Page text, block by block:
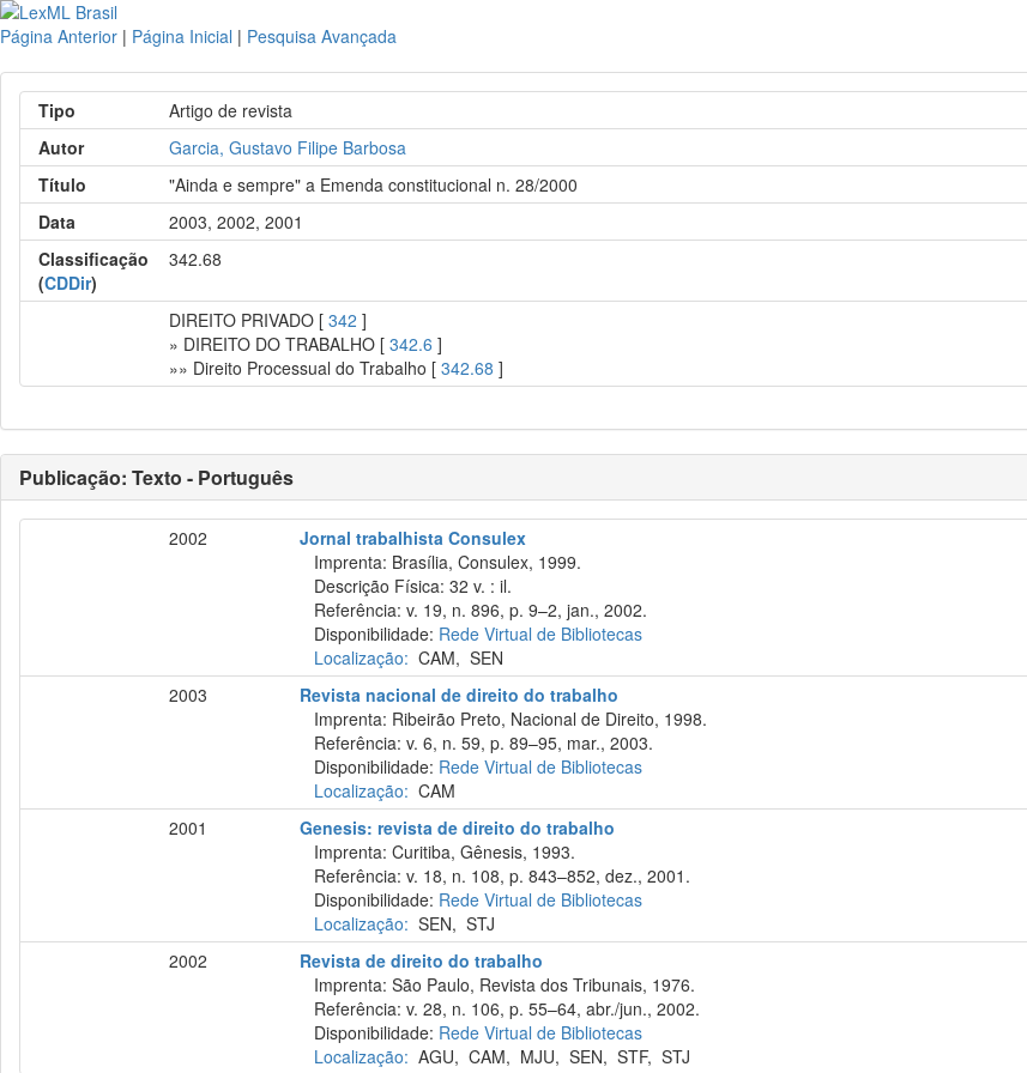
Página Anterior | Página Inicial | Pesquisa Avançada
Tipo
Artigo de revista
Autor
Garcia, Gustavo Filipe Barbosa
Título
"Ainda e sempre" a Emenda constitucional n. 28/2000
Data
2003, 2002, 2001
Classificação
(CDDir)
342.68
DIREITO PRIVADO [342 ]
» DIREITO DO TRABALHO [342.6 ]
»» Direito Processual do Trabalho [342.68 ]
Publicação: Texto - Português
2002
Jornal trabalhista Consulex
Imprenta: Brasília, Consulex, 1999.
Descrição Física: 32 v. : il.
Referência: v. 19, n. 896, p. 9–2, jan., 2002.
Disponibilidade: Rede Virtual de Bibliotecas
Localização: CAM,SEN
2003
Revista nacional de direito do trabalho
Imprenta: Ribeirão Preto, Nacional de Direito, 1998.
Referência: v. 6, n. 59, p. 89–95, mar., 2003.
Disponibilidade: Rede Virtual de Bibliotecas
Localização: CAM
2001
Genesis: revista de direito do trabalho
Imprenta: Curitiba, Gênesis, 1993.
Referência: v. 18, n. 108, p. 843–852, dez., 2001.
Disponibilidade: Rede Virtual de Bibliotecas
Localização: SEN,STJ
2002
Revista de direito do trabalho
Imprenta: São Paulo, Revista dos Tribunais, 1976.
Referência: v. 28, n. 106, p. 55–64, abr./jun., 2002.
Disponibilidade: Rede Virtual de Bibliotecas
Localização: AGU,CAM, MJU,SEN,STF,STJ